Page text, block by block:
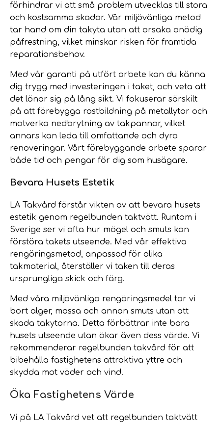
förhindrar vi att små problem utvecklas till stora
och kostsamma skador. Vår miljövänliga metod
tar hand om din takyta utan att orsaka onödig
påfrestning, vilket minskar risken för framtida
reparationsbehov.
Med vår garanti på utfört arbete kan du känna
dig trygg med investeringen i taket, och veta att
det lönar sig på lång sikt. Vi fokuserar särskilt
på att förebygga rostbildning på metallytor och
motverka nedbrytning av takpannor, vilket
annars kan leda till omfattande och dyra
renoveringar. Vårt förebyggande arbete sparar
både tid och pengar för dig som husägare.
Bevara Husets Estetik
LA Takvård förstår vikten av att bevara husets
estetik genom regelbunden taktvätt. Runtom i
Sverige ser vi ofta hur mögel och smuts kan
förstöra takets utseende. Med vår effektiva
rengöringsmetod, anpassad för olika
takmaterial, återställer vi taken till deras
ursprungliga skick och färg.
Med våra miljövänliga rengöringsmedel tar vi
bort alger, mossa och annan smuts utan att
skada takytorna. Detta förbättrar inte bara
husets utseende utan ökar även dess värde. Vi
rekommenderar regelbunden takvård för att
bibehålla fastighetens attraktiva yttre och
skydda mot väder och vind.
Öka Fastighetens Värde
Vi på LA Takvård vet att regelbunden taktvätt